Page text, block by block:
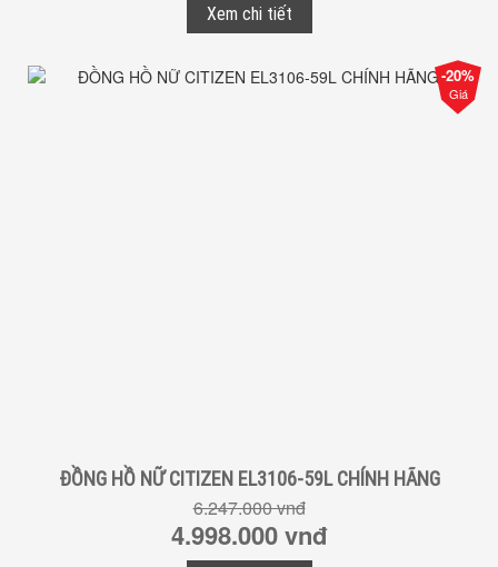
Xem chi tiết
-20%
Giá
ĐỒNG HỒ NỮ CITIZEN EL3106-59L CHÍNH HÃNG
6.247.000 vnđ
4.998.000 vnđ